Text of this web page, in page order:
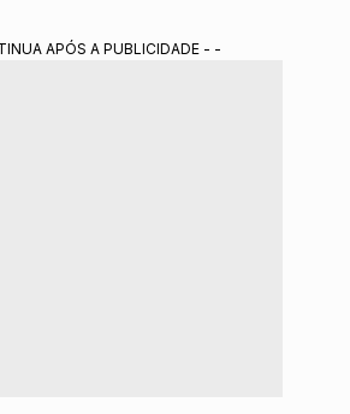
APÓS A PUBLICIDADE - -